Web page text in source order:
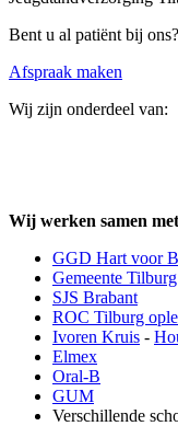
Bent u al patiënt bij ons?
Afspraak maken
Wij zijn onderdeel van:
Wij werken samen
GGD Hart voor
Gemeente Tilburg
SJS Brabant
ROC Tilburg
Ivoren Kruis -
Elmex
Oral-B
GUM
Verschillende